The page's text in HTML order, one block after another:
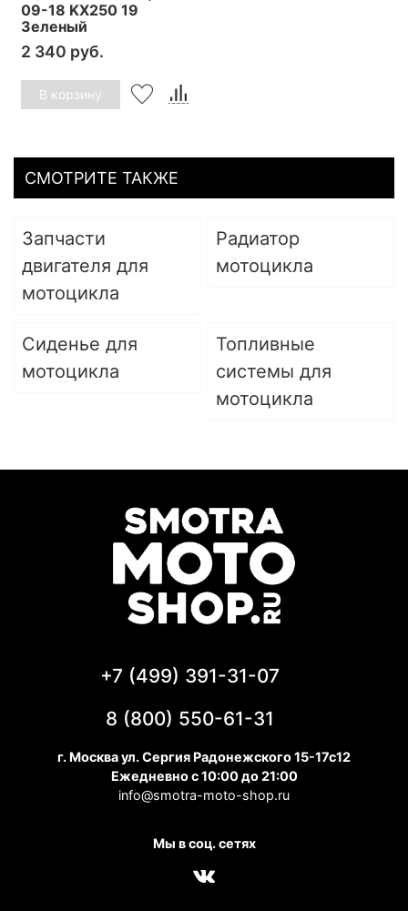
09-18 KX250 19
Зеленый
2 340 руб.
В корзину
СМОТРИТЕ ТАКЖЕ
Запчасти
двигателя для
мотоцикла
Радиатор
мотоцикла
Сиденье для
мотоцикла
Топливные
системы для
мотоцикла
+7 (499) 391-31-07
8 (800) 550-61-31
г. Москва ул. Сергия Радонежского 15-17с12
Ежедневно с 10:00 до 21:00
info@smotra-moto-shop.ru
Мы в соц. сетях